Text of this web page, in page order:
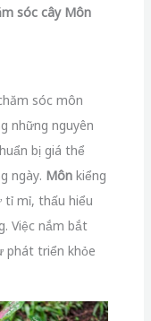
sóc cây Môn
sóc môn
những nguyên
bị giá thể
ngày. Mônkiểng
tỉ mỉ, thấu hiểu
Việc nắm bắt
phát triển khỏe